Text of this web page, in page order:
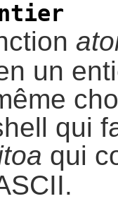
un
qui
qui